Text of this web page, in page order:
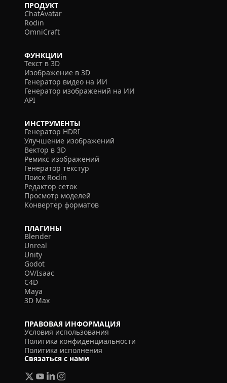
ПРОДУКТ
ChatAvatar
Rodin
OmniCraft
ФУНКЦИИ
Текст в 3D
Изображение в 3D
Генератор видео на ИИ
Генератор изображений на ИИ
API
ИНСТРУМЕНТЫ
Генератор HDRI
Улучшение изображений
Вектор в 3D
Ремикс изображений
Генератор текстур
Поиск Rodin
Редактор сеток
Просмотр моделей
Конвертер форматов
ПЛАГИНЫ
Blender
Unreal
Unity
Godot
OV/Isaac
C4D
Maya
3D Max
ПРАВОВАЯ ИНФОРМАЦИЯ
Условия использования
Политика конфиденциальности
Политика исполнения
Связаться с нами